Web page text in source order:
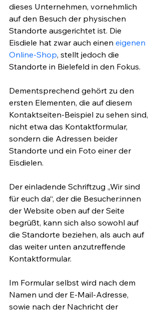
dieses Unternehmen, vornehmlich
auf den Besuch der physischen
Standorte ausgerichtet ist. Die
Eisdiele hat zwar auch einen eigenen
Online-Shop, stellt jedoch die
Standorte in Bielefeld in den Fokus.
Dementsprechend gehört zu den
ersten Elementen, die auf diesem
Kontaktseiten-Beispiel zu sehen sind,
nicht etwa das Kontaktformular,
sondern die Adressen beider
Standorte und ein Foto einer der
Eisdielen.
Der einladende Schriftzug „Wir sind
für euch da“, der die Besucher:innen
der Website oben auf der Seite
begrüßt, kann sich also sowohl auf
die Standorte beziehen, als auch auf
das weiter unten anzutreffende
Kontaktformular.
Im Formular selbst wird nach dem
Namen und der E-Mail-Adresse,
sowie nach der Nachricht der